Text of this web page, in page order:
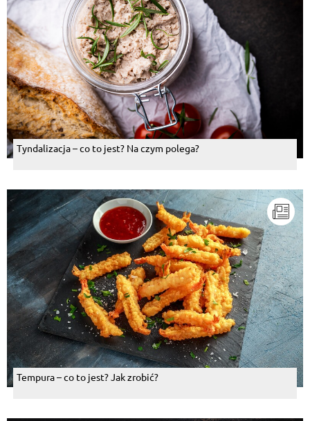
Tyndalizacja – co to jest? Na czym polega?
Tempura – co to jest? Jak zrobić?